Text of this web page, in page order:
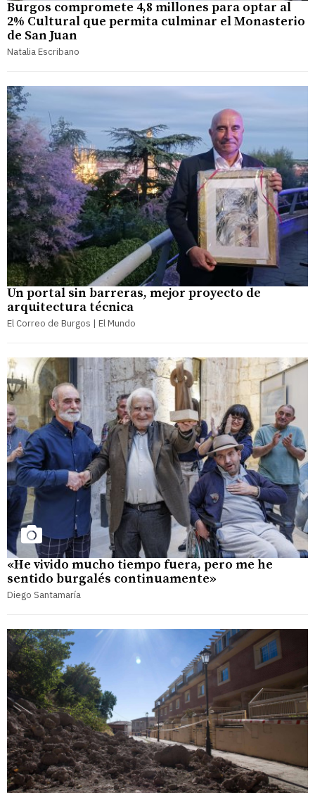
Burgos compromete 4,8 millones para optar al
2% Cultural que permita culminar el Monasterio
de San Juan
Natalia Escribano
Un portal sin barreras, mejor proyecto de
arquitectura técnica
El Correo de Burgos | El Mundo
«He vivido mucho tiempo fuera, pero me he
sentido burgalés continuamente»
Diego Santamaría